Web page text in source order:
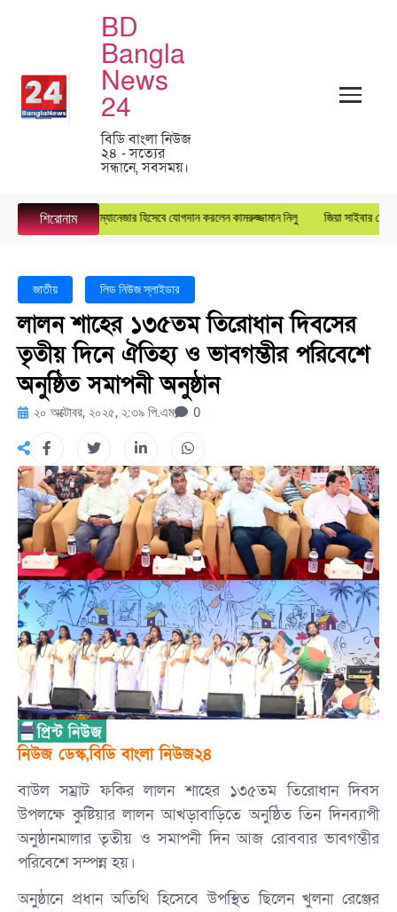
BD
Bangla
News
24
বিডি বাংলা নিউজ
২৪ - সত্যের
সন্ধানে, সবসময়।
শিরোনাম
গ্রুপে জেনারেল ম্যানেজার হিসেবে যোগদান করলেন কামরুজ্জামান নিলু জিয়া সাইবার
জাতীয় লিড নিউজ স্লাইডার
লালন শাহের ১৩৫তম তিরোধান দিবসের
তৃতীয় দিনে ঐতিহ্য ও ভাবগম্ভীর পরিবেশে
অনুষ্ঠিত সমাপনী অনুষ্ঠান
২০ অক্টোবর, ২০২৫, ২:৩৯ পি.এম 0
‎নিউজ ডেস্ক,বিডি বাংলা নিউজ২৪
বাউল সম্রাট ফকির লালন শাহের ১৩৫তম তিরোধান দিবস
উপলক্ষে কুষ্টিয়ার লালন আখড়াবাড়িতে অনুষ্ঠিত তিন দিনব্যাপী
অনুষ্ঠানমালার তৃতীয় ও সমাপনী দিন আজ রোববার ভাবগম্ভীর
পরিবেশে সম্পন্ন হয়।
অনুষ্ঠানে প্রধান অতিথি হিসেবে উপস্থিত ছিলেন খুলনা রেঞ্জের